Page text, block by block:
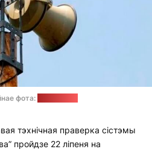
фота:
тэхнічная праверка сістэмы
пройдзе 22 ліпеня на